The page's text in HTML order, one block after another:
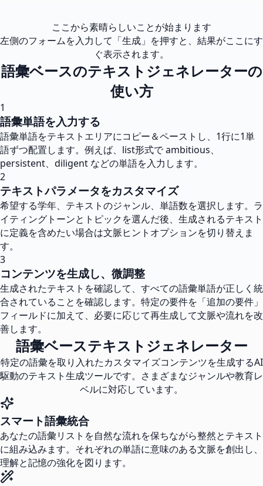
ここから素晴らしいことが始まります
左側のフォームを入力して「生成」を押すと、結果がここにす
ぐ表示されます。
語彙ベースのテキストジェネレーターの
使い方
1
語彙単語を入力する
語彙単語をテキストエリアにコピー＆ペーストし、1行に1単
語ずつ配置します。例えば、list形式で ambitious、
persistent、diligent などの単語を入力します。
2
テキストパラメータをカスタマイズ
希望する学年、テキストのジャンル、単語数を選択します。ラ
イティングトーンとトピックを選んだ後、生成されるテキスト
に定義を含めたい場合は文脈ヒントオプションを切り替えま
す。
3
コンテンツを生成し、微調整
生成されたテキストを確認して、すべての語彙単語が正しく統
合されていることを確認します。特定の要件を「追加の要件」
フィールドに加えて、必要に応じて再生成して文脈や流れを改
善します。
語彙ベーステキストジェネレーター
特定の語彙を取り入れたカスタマイズコンテンツを生成するAI
駆動のテキスト生成ツールです。さまざまなジャンルや教育レ
ベルに対応しています。
スマート語彙統合
あなたの語彙リストを自然な流れを保ちながら整然とテキスト
に組み込みます。それぞれの単語に意味のある文脈を創出し、
理解と記憶の強化を図ります。